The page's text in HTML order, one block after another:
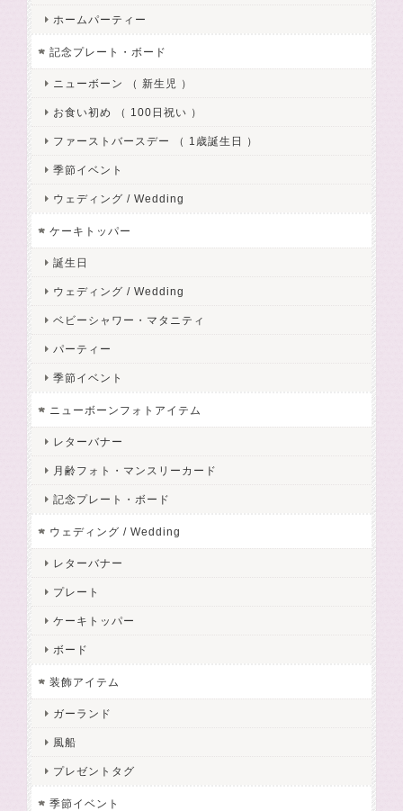
ホームパーティー
記念プレート・ボード
ニューボーン （ 新生児 ）
お食い初め （ 100日祝い ）
ファーストバースデー （ 1歳誕生日 ）
季節イベント
ウェディング / Wedding
ケーキトッパー
誕生日
ウェディング / Wedding
ベビーシャワー・マタニティ
パーティー
季節イベント
ニューボーンフォトアイテム
レターバナー
月齢フォト・マンスリーカード
記念プレート・ボード
ウェディング / Wedding
レターバナー
プレート
ケーキトッパー
ボード
装飾アイテム
ガーランド
風船
プレゼントタグ
季節イベント